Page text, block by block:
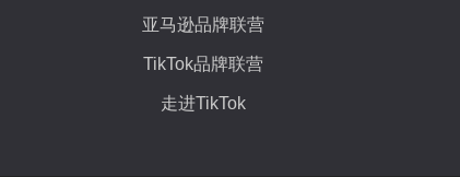
亚马逊品牌联营
TikTok品牌联营
走进TikTok